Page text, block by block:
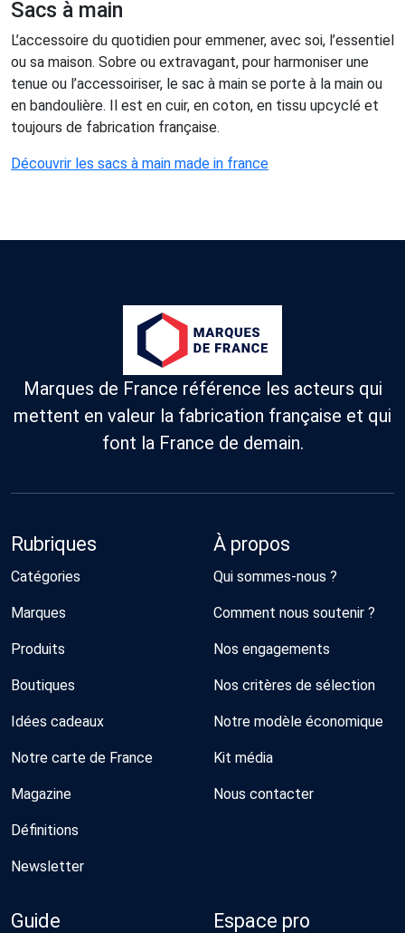
Sacs à main
L’accessoire du quotidien pour emmener, avec soi, l’essentiel
ou sa maison. Sobre ou extravagant, pour harmoniser une
tenue ou l’accessoiriser, le sac à main se porte à la main ou
en bandoulière. Il est en cuir, en coton, en tissu upcyclé et
toujours de fabrication française.
Découvrir les sacs à main made in france
Marques de France référence les acteurs qui
mettent en valeur la fabrication française et qui
font la France de demain.
Rubriques
Catégories
Marques
Produits
Boutiques
Idées cadeaux
Notre carte de France
Magazine
Définitions
Newsletter
À propos
Qui sommes-nous ?
Comment nous soutenir ?
Nos engagements
Nos critères de sélection
Notre modèle économique
Kit média
Nous contacter
Guide Espace pro